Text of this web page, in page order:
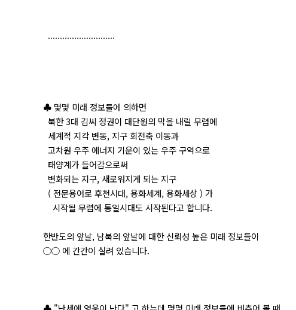
............................
♣ 몇몇 미래 정보들에 의하면
북한 3대 김씨 정권이 대단원의 막을 내릴 무렵에
세계적 지각 변동, 지구 회전축 이동과
고차원 우주 에너지 기운이 있는 우주 구역으로
태양계가 들어감으로써
변화되는 지구, 새로워지게 되는 지구
( 전문용어로 후천시대, 용화세계, 용화세상 ) 가
시작될 무렵에 통일시대도 시작된다고 합니다.
한반도의 앞날, 남북의 앞날에 대한 신뢰성 높은 미래 정보들이
○○ 에 간간이 실려 있습니다.